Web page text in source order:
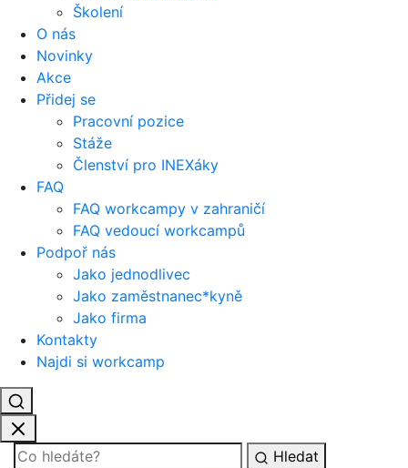
Školení
O nás
Novinky
Akce
Přidej se
Pracovní pozice
Stáže
Členství pro INEXáky
FAQ
FAQ workcampy v zahraničí
FAQ vedoucí workcampů
Podpoř nás
Jako jednodlivec
Jako zaměstnanec*kyně
Jako firma
Kontakty
Najdi si workcamp
Hledat